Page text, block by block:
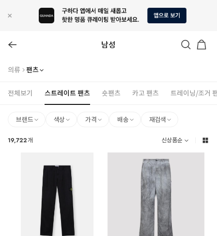
남성
의류 팬츠
전체보기 스트레이트 팬츠 숏팬츠 카고 팬츠 트레이닝/조거
브랜드 색상 가격 배송 재검색
19,722개 신상품순